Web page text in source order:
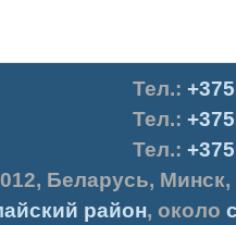
Тел.:
Тел.:
Тел.:
, Беларусь, Минск,
район, около